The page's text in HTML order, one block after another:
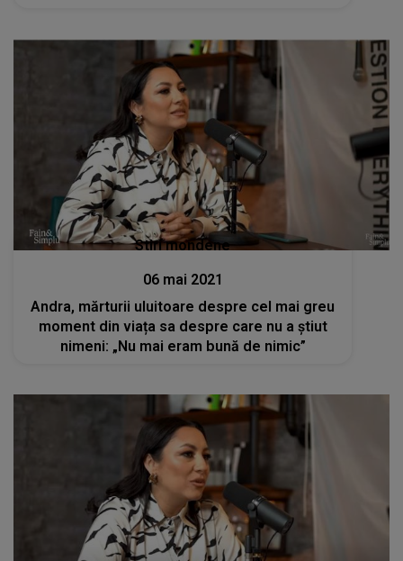
Stiri mondene
06 mai 2021
Andra, mărturii uluitoare despre cel mai greu
moment din viața sa despre care nu a știut
nimeni: „Nu mai eram bună de nimic”